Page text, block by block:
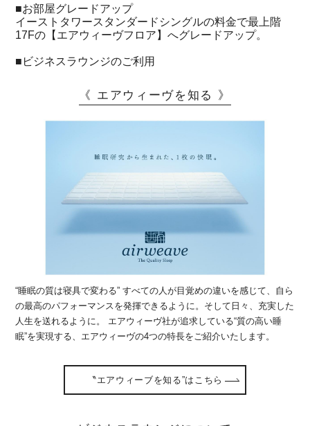
■お部屋グレードアップ
イーストタワースタンダードシングルの料金で最上階
17Fの【エアウィーヴフロア】へグレードアップ。
■ビジネスラウンジのご利用
《 エアウィーヴを知る 》
“睡眠の質は寝具で変わる” すべての人が目覚めの違いを感じて、自ら
の最高のパフォーマンスを発揮できるように。そして日々、充実した
人生を送れるように。 エアウィーヴ社が追求している“質の高い睡
眠”を実現する、エアウィーヴの4つの特長をご紹介いたします。
〝エアウィーブを知る”はこちら